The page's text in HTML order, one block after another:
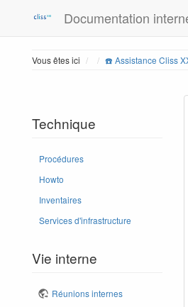
Documentation
Vous êtes ici Home
☎️ Assistance Cliss
Technique
Procédures
Howto
Inventaires
Services d'infrastructure
Vie interne
Réunions internes